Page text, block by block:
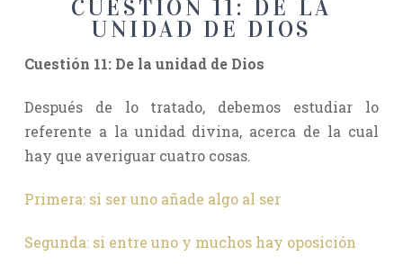
CUESTIÓN 11: DE LA
UNIDAD DE DIOS
Cuestión 11: De la unidad de Dios
Después de lo tratado, debemos estudiar lo
referente a la unidad divina, acerca de la cual
hay que averiguar cuatro cosas.
Primera: si ser uno añade algo al ser
Segunda: si entre uno y muchos hay oposición